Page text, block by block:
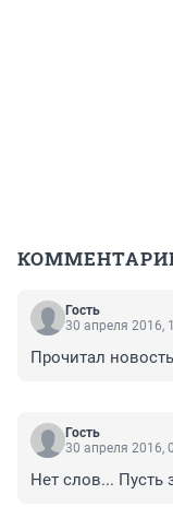
Гость
30 апреля 2016,
Прочитал
Гость
30 апреля 2016,
Нет слов... Пусть